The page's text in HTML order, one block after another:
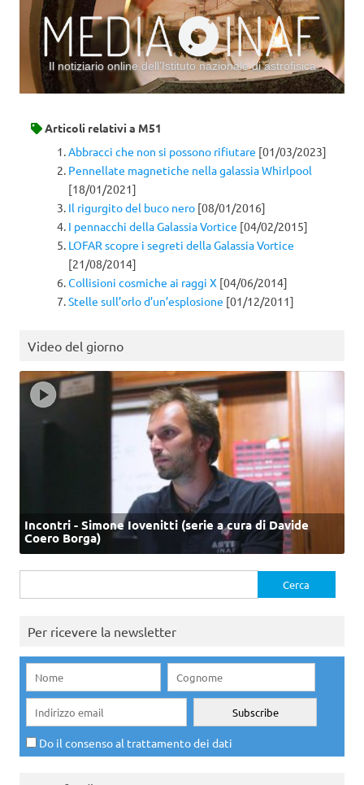
Il notiziario online dell’Istituto nazionale di astrofisica
Articoli relativi a M51
Abbracci che non si possono rifiutare [01/03/2023]
Pennellate magnetiche nella galassia Whirlpool
[18/01/2021]
Il rigurgito del buco nero [08/01/2016]
I pennacchi della Galassia Vortice [04/02/2015]
LOFAR scopre i segreti della Galassia Vortice
[21/08/2014]
Collisioni cosmiche ai raggi X [04/06/2014]
Stelle sull’orlo d’un’esplosione [01/12/2011]
Video del giorno
Incontri - Simone Iovenitti (serie a cura di Davide
Coero Borga)
per:
Per ricevere la newsletter
Do il consenso al trattamento dei dati